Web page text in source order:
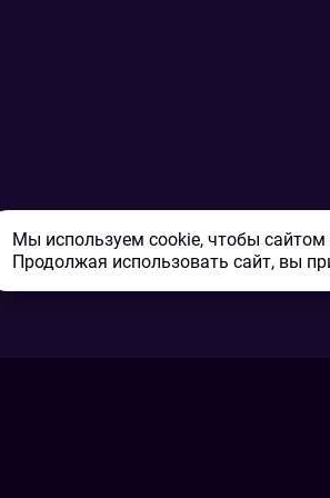
Мы используем cookie, чтобы
Продолжая использовать сайт, вы